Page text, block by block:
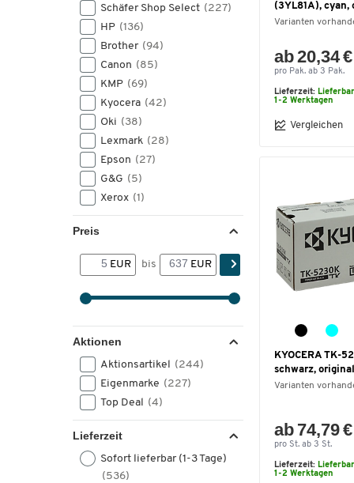
Schäfer Shop Select (227)
HP (136)
Brother (94)
Canon (85)
KMP (69)
Kyocera (42)
Oki (38)
Lexmark (28)
Epson (27)
G&G (5)
Xerox (1)
Preis
EUR bis EUR
Aktionen
Aktionsartikel (244)
Eigenmarke (227)
Top Deal (4)
Lieferzeit
Sofort lieferbar (1-3 Tage)
(536)
(3YL81A), cyan,
Varianten
ab 20,34 €
pro Pak. ab 3 Pak.
Lieferzeit:
1-2 Werktagen
Vergleichen
KYOCERA TK-
schwarz, original
Varianten
ab 74,79 €
pro St. ab 3 St.
Lieferzeit:
1-2 Werktagen